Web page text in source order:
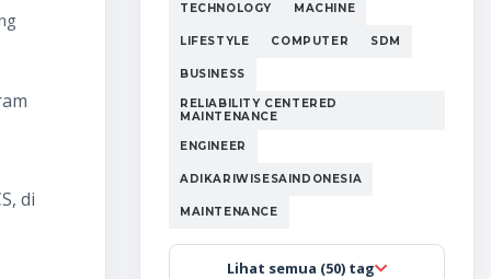
di
TECHNOLOGY MACHINE
LIFESTYLE COMPUTER SDM
BUSINESS
RELIABILITY CENTERED
MAINTENANCE
ENGINEER
ADIKARIWISESAINDONESIA
MAINTENANCE
Lihat semua (50) tag